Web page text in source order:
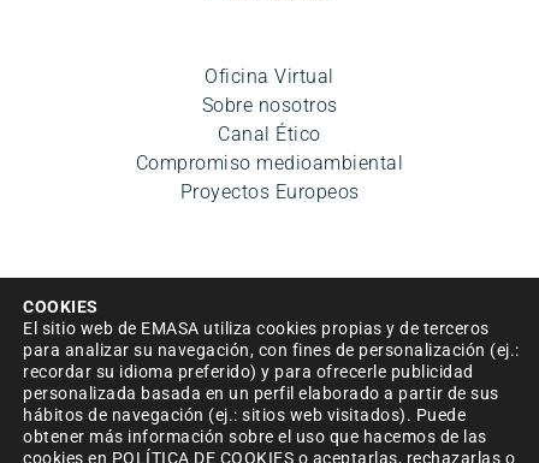
Oficina Virtual
Sobre nosotros
Canal Ético
Compromiso medioambiental
Proyectos Europeos
Aviso legal|Política de privacidad|Condiciones de uso
|Accesibilidad|Política de cookies|Mapa del sitio
Política de Seguridad de la información
COOKIES
El sitio web de EMASA utiliza cookies propias y de terceros
para analizar su navegación, con fines de personalización (ej.:
recordar su idioma preferido) y para ofrecerle publicidad
personalizada basada en un perfil elaborado a partir de sus
hábitos de navegación (ej.: sitios web visitados). Puede
obtener más información sobre el uso que hacemos de las
cookies en POLÍTICA DE COOKIES o aceptarlas, rechazarlas o